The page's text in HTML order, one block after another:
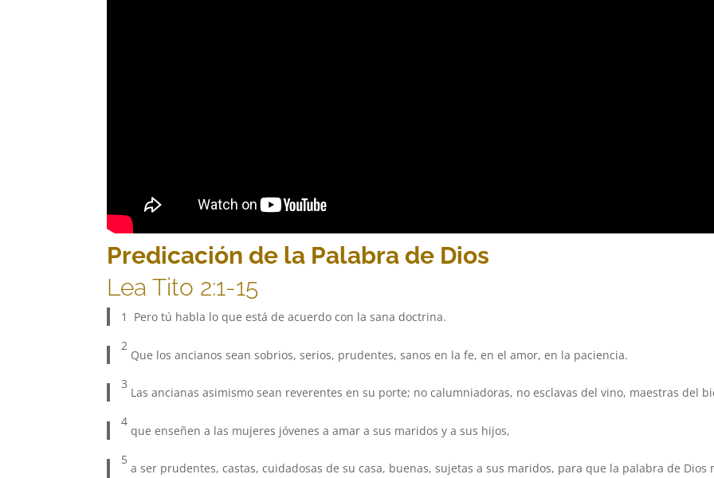
Predicación de la Palabra de Dios
Lea Tito 2:1-15
1 Pero tú habla lo que está de acuerdo con la sana doctrina.
2
Que los ancianos sean sobrios, serios, prudentes, sanos en la fe, en el amor, en la paciencia.
3
Las ancianas asimismo sean reverentes en su porte; no calumniadoras, no esclavas del vino, maestras del
4
que enseñen a las mujeres jóvenes a amar a sus maridos y a sus hijos,
5
a ser prudentes, castas, cuidadosas de su casa, buenas, sujetas a sus maridos, para que la palabra de Dios